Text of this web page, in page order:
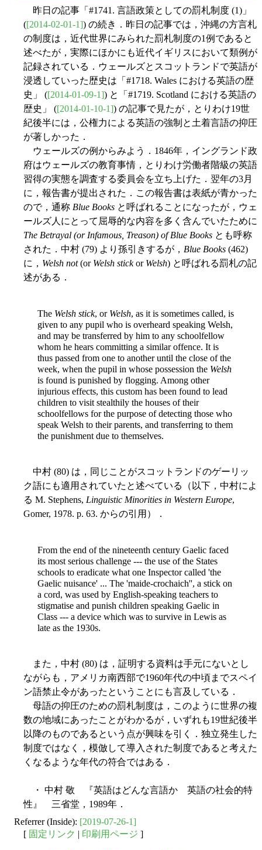
昨日の記事「#1741. 言語政策としての罰札制度 (1)」
([2014-02-01-1]) の続き．昨日の記事では，沖縄の方言札
の制度は，近代世界にみられた罰札制度の1例であると
述べたが，実際にほかにも近代イギリスにおいて類例が
記録されている．ウェールズとスコットランドで英語が
浸透していった歴史は「#1718. Wales における英語の歴
史」 ([2014-01-09-1]) と「#1719. Scotland における英語の
歴史」 ([2014-01-10-1]) の記事で見たが，とりわけ19世
紀後半には，公権力による英語の強制と土着言語の抑圧
が著しかった．
ウェールズの例からみよう．1846年，イングランド政
府はウェールズの教育事情，とりわけ労働者階級の英語
習得の実態を調査する委員会を立ち上げた．翌年の3月
に，報告書が提出された．この報告書は表紙が青かった
ので，通称 Blue Books と呼ばれることになったが，ウェ
ールズ人にとって屈辱的な内容を多く含んでいたために
The Betrayal (or Infamous, Treason) of Blue Books とも呼称
された．中村 (79) より孫引きするが， Blue Books (462)
に， Welsh not(or Welsh stickor Welsh) と呼ばれる罰札の記
述がある．
The Welsh stick, or Welsh, as it is sometimes called, is
given to any pupil who is overheard speaking Welsh,
and may be transferred by him to any schoolfellow
whom he hears committing a similar offence. It is
thus passed from one to another until the close of the
week, when the pupil in whose possession the Welsh
is found is punished by flogging. Among other
injurious effects, this custom has been found to lead
children to visit stealthily the houses of their
schoolfellows for the purpose of detecting those who
speak Welsh to their parents, and transferring to them
the punishment due to themselves.
中村 (80) は，同じことがスコットランドのゲーリッ
ク語にも適用されていたと述べている（以下，中村によ
る M. Stephens, Linguistic Minorities in Western Europe,
Gomer, 1978. p. 63. からの引用）．
From the end of the nineteenth century Gaelic faced
its most serious challenge --- the use of the States
schools to eradicate what one Inspector called 'the
Gaelic nuisance' ... The 'maide-crochaich'', a stick on
a cord, was used by English-speaking teachers to
stigmatise and punish children speaking Gaelic in
Class --- a device which was to survive in Lewis as
late as the 1930s.
また，中村 (80) は，証明する資料は手元にないとし
ながらも，アメリカ南西部で1960年代の中頃までスペイ
ン語禁止令があったということにも言及している．
母語の抑圧のための罰札制度は，このように世界の複
数の地域にあったことがわかるが，いずれも19世紀後半
以降のものであるという点が興味を引く．独立発生した
制度ではなく，模倣して導入された制度であると考えた
くなるような年代の符合ではある．
・ 中村 敬 『英語はどんな言語か 英語の社会的特
性』 三省堂，1989年．
Referrer (Inside): [2019-07-26-1]
[ 固定リンク | 印刷用ページ ]